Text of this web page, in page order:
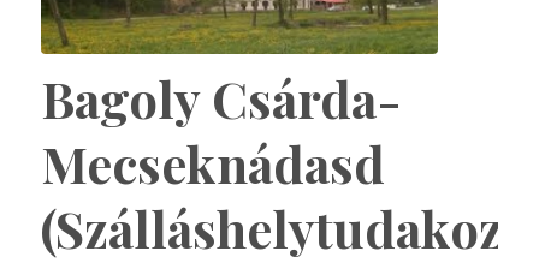
Bagoly Csárda-
Mecseknádasd